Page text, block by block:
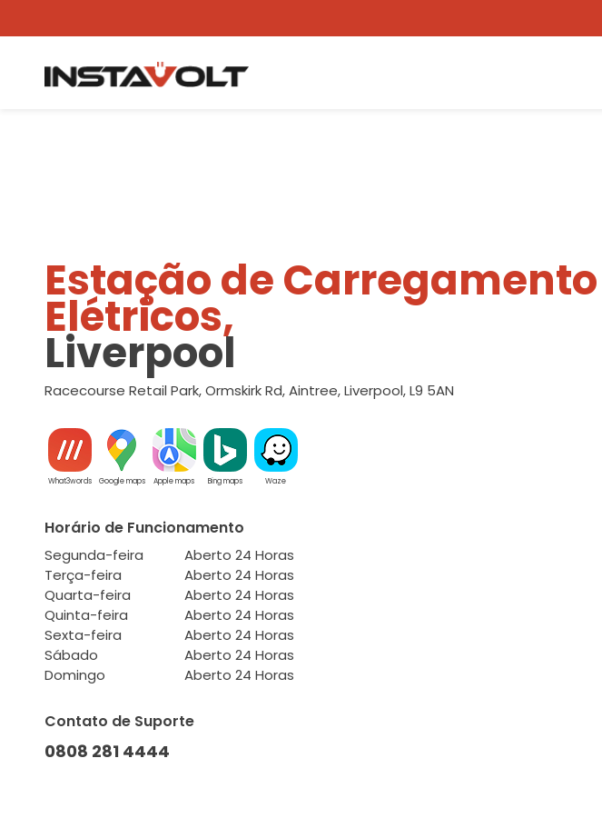
Ver outra localização
Estação de
Elétricos,
Liverpool
Racecourse Retail Park, Ormskirk Rd, Aintree, Liverpool, L9 5AN
What3words Google maps Apple maps Bing maps Waze
Horário de Funcionamento
Segunda-feira
Aberto 24 Horas
Terça-feira
Aberto 24 Horas
Quarta-feira
Aberto 24 Horas
Quinta-feira
Aberto 24 Horas
Sexta-feira
Aberto 24 Horas
Sábado
Aberto 24 Horas
Domingo
Aberto 24 Horas
Contato de Suporte
0808 281 4444